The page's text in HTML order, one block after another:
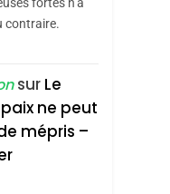
ET
JE
MA
Thérèse
Jacques
fortes n’a
contraire.
sur Le
ne peut
mépris –